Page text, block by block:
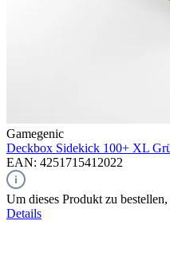
Gamegenic
Deckbox Sidekick 100+ XL
EAN: 4251715412022
Um dieses Produkt zu
Details